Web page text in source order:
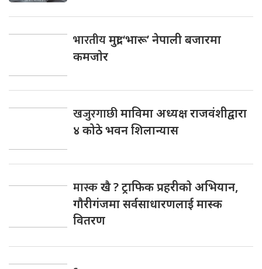
भारतीयमुद्रा ‘भारू’ नेपाली बजारमा
कमजाेर
खजुरगाछीमाविमा अध्यक्ष राजवंशीद्वारा
४ कोठे भवन शिलान्यास
मास्कखै ? ट्राफिक प्रहरीकाे अभियान,
गाैरीगंजमा सर्वसाधारणलाई मास्क
वितरण